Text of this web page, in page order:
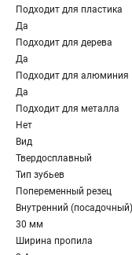
Подходит для пластика
Да
Подходит для дерева
Да
Подходит для алюминия
Да
Подходит для металла
Нет
Вид
Твердосплавный
Тип зубьев
Попеременный резец
Внутренний
30 мм
Ширина пропила